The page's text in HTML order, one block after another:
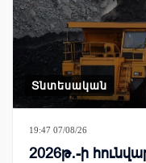
Տնտեսական
19:47 07/08/26
2026թ․-ի